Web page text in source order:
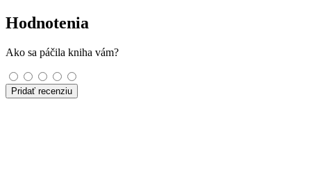
Hodnotenia
Ako sa páčila kniha vám?
Pridať recenziu